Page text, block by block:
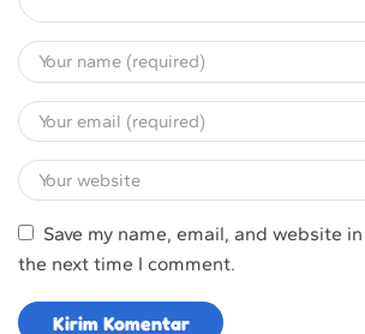
Save my name, email, and website
the next time I comment.